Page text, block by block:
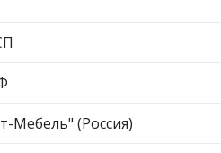
Мебель" (Россия)